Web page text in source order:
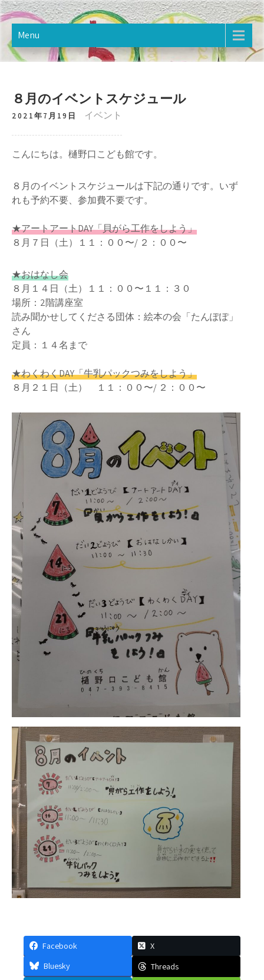
Skip
to
content樋野口こども館
2020年12月オープン。樋野口こども館のホームページです。
Menu
８月のイベントスケジュール
2021年7月19日 イベント
こんにちは。樋野口こども館です。
８月のイベントスケジュールは下記の通りです。いず
れも予約不要、参加費不要です。
★アートアートDAY「貝がら工作をしよう」
８月７日（土）１１：００〜/ ２：００〜
★おはなし会
８月１４日（土）１１：００〜１１：３０
場所：2階講座室
読み聞かせしてくださる団体：絵本の会「たんぽぽ」
さん
定員：１４名まで
★わくわくDAY「牛乳パックつみをしよう」
８月２１日（土） １１：００〜/ ２：００〜
Facebook
X
Bluesky
Threads